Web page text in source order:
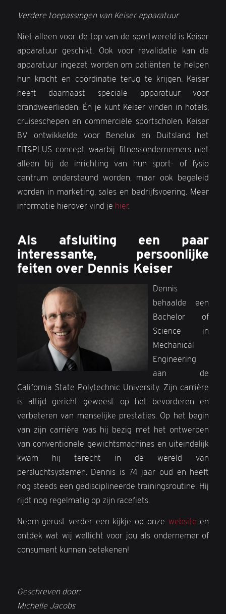
Verdere toepassingen van Keiser apparatuur
Niet alleen voor de top van de sportwereld is Keiser
apparatuur geschikt. Ook voor revalidatie kan de
apparatuur ingezet worden om patiënten te helpen
hun kracht en coördinatie terug te krijgen. Keiser
heeft daarnaast speciale apparatuur voor
brandweerlieden. Én je kunt Keiser vinden in hotels,
cruiseschepen en commerciële sportscholen. Keiser
BV ontwikkelde voor Benelux en Duitsland het
FIT&PLUS concept waarbij fitnessondernemers niet
alleen bij de inrichting van hun sport- of fysio
centrum ondersteund worden, maar ook begeleid
worden in marketing, sales en bedrijfsvoering. Meer
informatie hierover vind je hier.
Als afsluiting een paar
interessante, persoonlijke
feiten over Dennis Keiser
Dennis
behaalde een
Bachelor of
Science in
Mechanical
Engineering
aan de
California State Polytechnic University. Zijn carrière
is altijd gericht geweest op het bevorderen en
verbeteren van menselijke prestaties. Op het begin
van zijn carrière was hij bezig met het ontwerpen
van conventionele gewichtsmachines en uiteindelijk
kwam hij terecht in de wereld van
persluchtsystemen. Dennis is 74 jaar oud en heeft
nog steeds een gedisciplineerde trainingsroutine. Hij
rijdt nog regelmatig op zijn racefiets.
Neem gerust verder een kijkje op onze website en
ontdek wat wij wellicht voor jou als ondernemer of
consument kunnen betekenen!
Geschreven door:
Michelle Jacobs